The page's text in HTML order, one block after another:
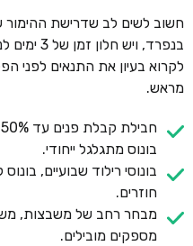
בנפרד,
לקרוא בעיון את התנאים לפני
מראש.
בונוס מתגלגל ייחודי.
חוזרים.
מבחר רחב של משבצות,
מספקים מובילים.